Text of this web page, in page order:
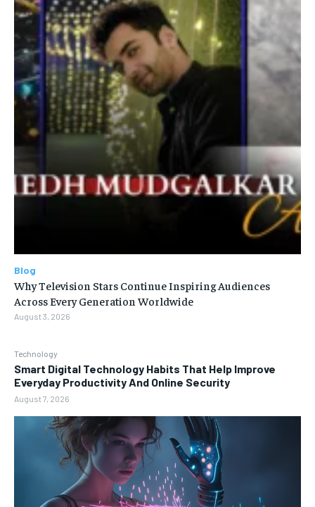
Technology
Smart Digital Technology Habits That Help Improve
Everyday Productivity And Online Security
August 7, 2026
Blog
Why Television Stars Continue Inspiring Audiences
Across Every Generation Worldwide
August 3, 2026